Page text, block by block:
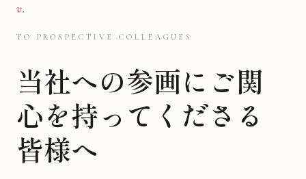
v.
TO PROSPECTIVE COLLEAGUES
当社への参画にご関
心を持ってくださる
皆様へ